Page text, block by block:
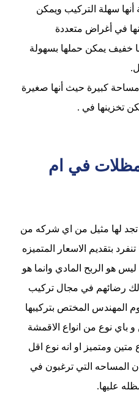
أنها سهلة التركيب ويمكن
في أغراض متعددة
خفيف يمكن حملها بسهولة
مساحة كبيرة حيث أنها صغيرة
تخزينها في .
في ام
لها مثيل من اي شركه من
بتقديم الاسعار المتميزه
هو الربح المادي وانما هو
رضائهم في مجال تركيب
المهندس المختص بتركيبها
نوع من انواع الاقمشة
متين ومتميز او انه نوع اقل
المساحه التي ترغبون في
عليها.